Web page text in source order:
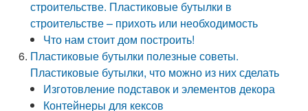
строительстве. Пластиковые бутылки в
строительстве – прихоть или необходимость
Что нам стоит дом построить!
Пластиковые бутылки полезные советы.
Пластиковые бутылки, что можно из них сделать
Изготовление подставок и элементов декора
Контейнеры для кексов